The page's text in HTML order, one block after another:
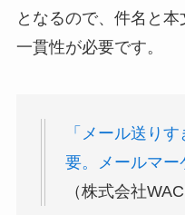
となるので、件名と
一貫性が必要です。
「メール送り
要。メールマー
（株式会社